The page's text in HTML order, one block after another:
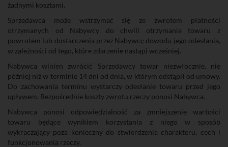
żadnymi kosztami.
Sprzedawca może wstrzymać się ze zwrotem płatności
otrzymanych od Nabywcy do chwili otrzymania towaru z
powrotem lub dostarczenia przez Nabywcę dowodu jego odesłania,
w zależności od tego, które zdarzenie nastąpi wcześniej.
Nabywca winien zwrócić Sprzedawcy towar niezwłocznie, nie
później niż w terminie 14 dni od dnia, w którym odstąpił od umowy.
Do zachowania terminu wystarczy odesłanie towaru przed jego
upływem. Bezpośrednie koszty zwrotu rzeczy ponosi Nabywca.
Nabywca ponosi odpowiedzialność za zmniejszenie wartości
towaru będące wynikiem korzystania z niego w sposób
wykraczający poza konieczny do stwierdzenia charakteru, cech i
funkcjonowania rzeczy.